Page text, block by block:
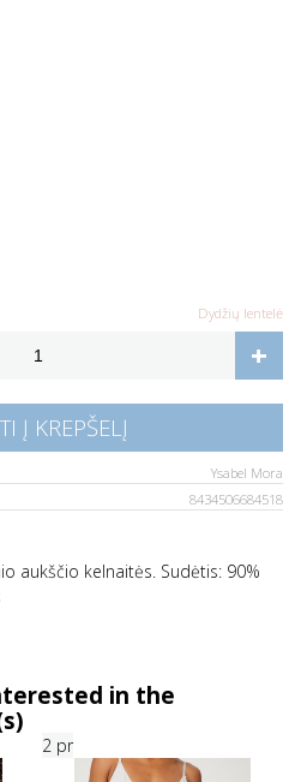
Dydžių lentelė
+
Į KREPŠELĮ
Ysabel Mora
8434506684518
aukščio kelnaitės. Sudėtis: 90%
in the
2 pr